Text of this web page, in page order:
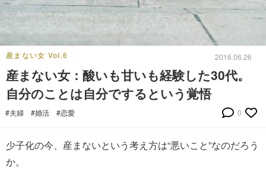
産まない女 Vol.6 2016.06.26
産まない女：酸いも甘いも経験した30代。
自分のことは自分でするという覚悟
#夫婦 #婚活 #恋愛 0
少子化の今、産まないという考え方は“悪いこと”なのだろう
か。